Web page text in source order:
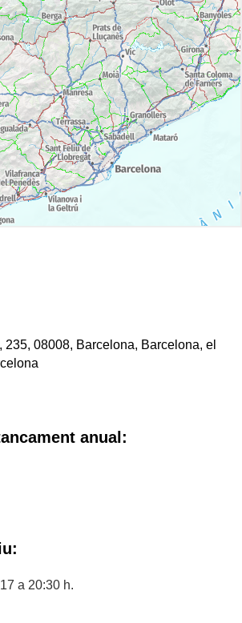
235, 08008, Barcelona, Barcelona, el
anual:
a 20:30 h.